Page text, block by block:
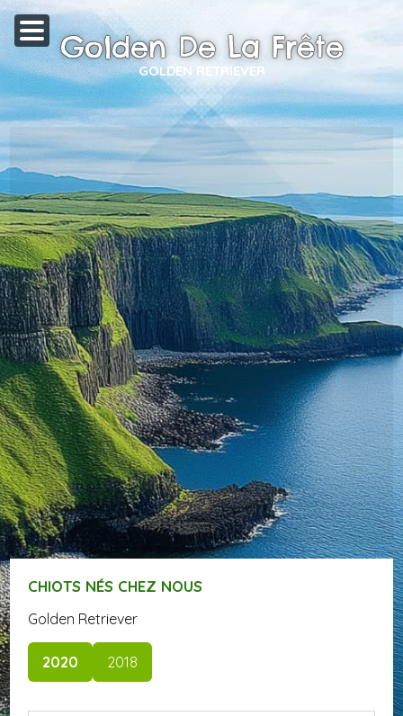
Golden De La Frête
GOLDEN RETRIEVER
CHIOTS NÉS CHEZ NOUS
Golden Retriever
2020 2018